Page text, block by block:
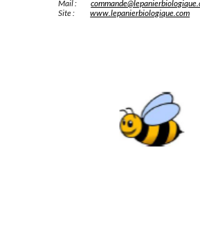
Mail :
Site : www.lepanierbiologique.com